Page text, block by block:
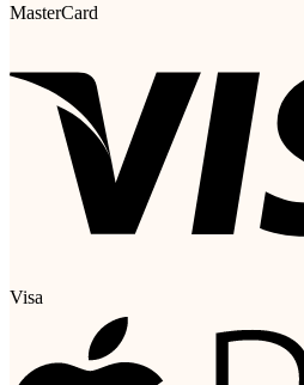
MasterCard
Visa